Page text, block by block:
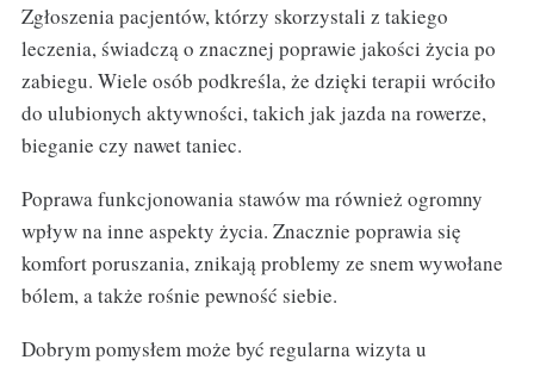
Zgłoszenia pacjentów, którzy skorzystali z takiego
leczenia, świadczą o znacznej poprawie jakości życia po
zabiegu. Wiele osób podkreśla, że dzięki terapii wróciło
do ulubionych aktywności, takich jak jazda na rowerze,
bieganie czy nawet taniec.
Poprawa funkcjonowania stawów ma również ogromny
wpływ na inne aspekty życia. Znacznie poprawia się
komfort poruszania, znikają problemy ze snem wywołane
bólem, a także rośnie pewność siebie.
Dobrym pomysłem może być regularna wizyta u